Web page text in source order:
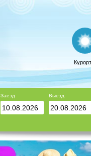
Заезд Выезд